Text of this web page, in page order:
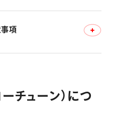
いる
項
ーチュ ー ン） につ